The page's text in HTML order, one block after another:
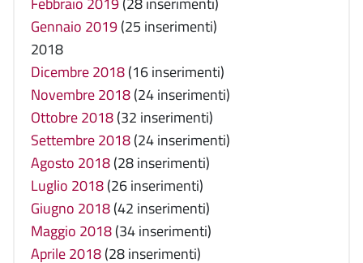
Gennaio 2019(25 inserimenti)
2018
Dicembre 2018(16 inserimenti)
Novembre 2018(24 inserimenti)
Ottobre 2018(32 inserimenti)
Settembre 2018(24 inserimenti)
Agosto 2018(28 inserimenti)
Luglio 2018(26 inserimenti)
Giugno 2018(42 inserimenti)
Maggio 2018(34 inserimenti)
Aprile 2018(28 inserimenti)